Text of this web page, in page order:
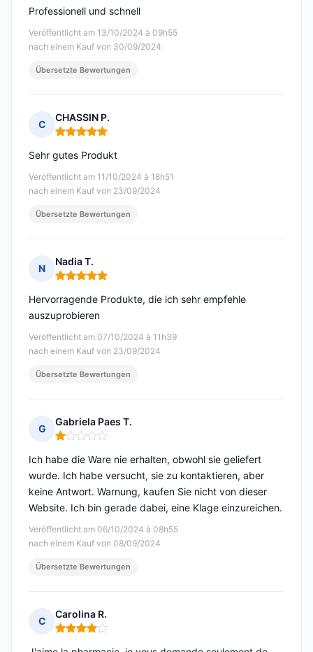
Veröffentlicht am 13/10/2024 à 09h55
nach einem Kauf von 30/09/2024
Professionell und schnell
Übersetzte Bewertungen
C
CHASSIN P.
Hinweis: 5 von 5
Veröffentlicht am 11/10/2024 à 18h51
nach einem Kauf von 23/09/2024
Sehr gutes Produkt
Übersetzte Bewertungen
N
Nadia T.
Hinweis: 5 von 5
Veröffentlicht am 07/10/2024 à 11h39
nach einem Kauf von 23/09/2024
Hervorragende Produkte, die ich sehr empfehle
auszuprobieren
Übersetzte Bewertungen
G
Gabriela Paes T.
Hinweis: 1 von 5
Veröffentlicht am 06/10/2024 à 08h55
nach einem Kauf von 08/09/2024
Ich habe die Ware nie erhalten, obwohl sie geliefert
wurde. Ich habe versucht, sie zu kontaktieren, aber
keine Antwort. Warnung, kaufen Sie nicht von dieser
Website. Ich bin gerade dabei, eine Klage einzureichen.
Übersetzte Bewertungen
C
Carolina R.
Hinweis: 4 von 5